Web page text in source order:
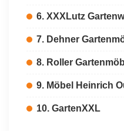
6. XXXLutz
7. Dehner
8. Roller
9. Möbel Heinrich
10. GartenXXL